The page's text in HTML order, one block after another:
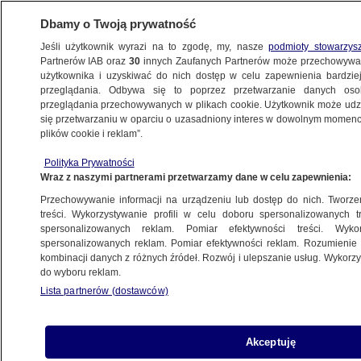
POLSKA
głosowanie
Aleksandra Sapeta
15.05.2026, 11:35
Posłuchaj artykułu
Czyta lektor AI
Dbamy o Twoją prywatność
Jeśli użytkownik wyrazi na to zgodę, my, naszepodmioty
Partnerów IAB oraz30 innych Zaufanych Partnerów może
użytkownika i uzyskiwać do nich dostęp w celu zapewnienia
przeglądania. Odbywa się to poprzez przetwarzanie danych
przeglądania przechowywanych w plikach cookie. Użytkownik może
się przetwarzaniu w oparciu o uzasadniony interes w dowolnym
plików cookie i reklam”.
Polityka Prywatności
Wraz z naszymi partnerami przetwarzamy dane w celu zapewnienia:
Przechowywanie informacji na urządzeniu lub dostęp do nich.
treści. Wykorzystywanie profili w celu doboru spersonalizowanych
spersonalizowanych reklam. Pomiar efektywności treści.
spersonalizowanych reklam. Pomiar efektywności reklam.
kombinacji danych z różnych źródeł. Rozwój i ulepszanie usług.
do wyboru reklam.
Lista partnerów (dostawców)
Akceptuję